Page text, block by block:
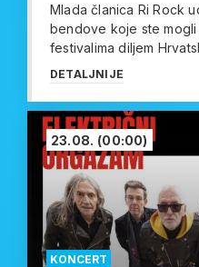
Mlada članica Ri Rock
bendove koje ste
festivalima diljem
DETALJNIJE
KONCERT
23.08. (00:00)